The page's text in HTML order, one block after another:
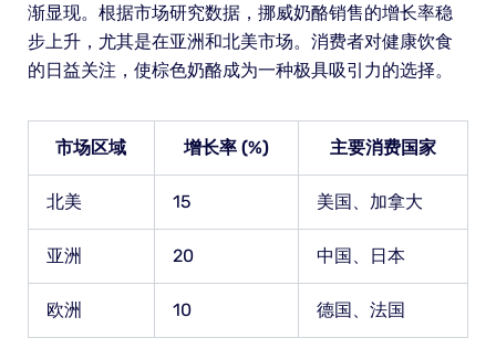
渐显现。根据市场研究数据，挪威奶酪销售的增长率稳
步上升，尤其是在亚洲和北美市场。消费者对健康饮食
的日益关注，使棕色奶酪成为一种极具吸引力的选择。
市场区域 增长率 (%) 主要消费国家
北美 15 美国、加拿大
亚洲 20 中国、日本
欧洲 10 德国、法国